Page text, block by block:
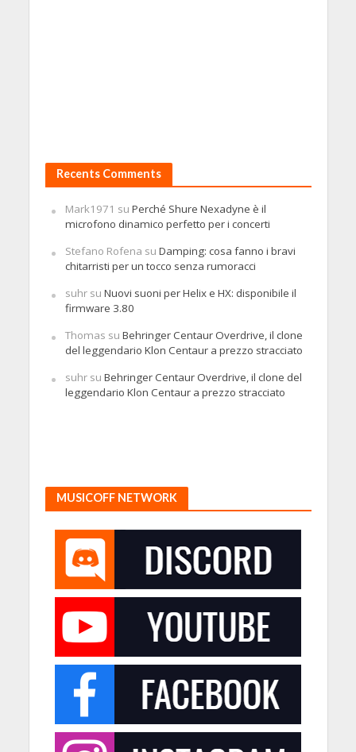
Recents Comments
Mark1971 su Perché Shure Nexadyne è il
microfono dinamico perfetto per i concerti
Stefano Rofena su Damping: cosa fanno i bravi
chitarristi per un tocco senza rumoracci
suhrsu Nuovi suoni per Helix e HX: disponibile il
firmware 3.80
Thomas su Behringer Centaur Overdrive, il clone
del leggendario Klon Centaur a prezzo stracciato
suhrsu Behringer Centaur Overdrive, il clone del
leggendario Klon Centaur a prezzo stracciato
MUSICOFF NETWORK